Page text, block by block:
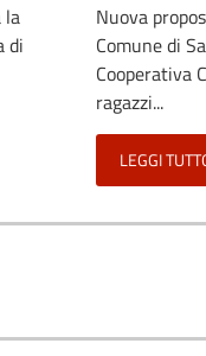
la
di
Nuova
Comune di
Cooperativa
ragazzi...
LEGGI